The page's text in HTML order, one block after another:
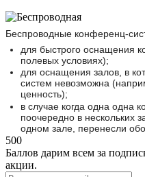
Беспроводные конференц-
для быстрого оснащения
полевых условиях);
для оснащения залов, в
систем невозможна
ценность);
в случае когда одна одна
поочередно в нескольких
одном зале, перенесли
500
Баллов дарим всем за
акции.